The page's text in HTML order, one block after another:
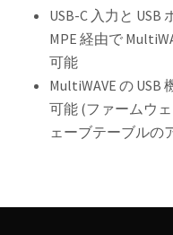
USB-C 入力と
MPE 経由で
可能
MultiWAVE の USB
可能 (ファームウ
ェーブテーブルの